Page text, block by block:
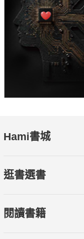
Hami書城
逛書選書
閱讀書籍